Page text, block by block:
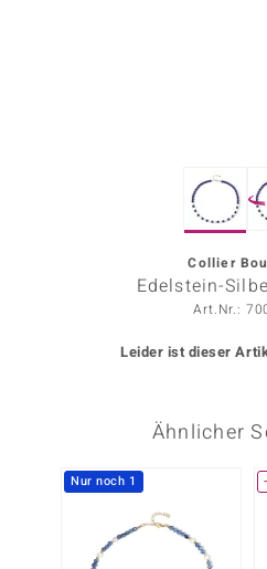
Collier
Edelstein-
Art.Nr.:
Leider ist dieser
Ähnlicher
Nur noch 1